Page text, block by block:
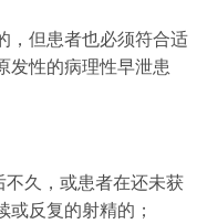
，但患者也必须符合适
发性的病理性早泄患
不久，或患者在还未获
反复的射精的；